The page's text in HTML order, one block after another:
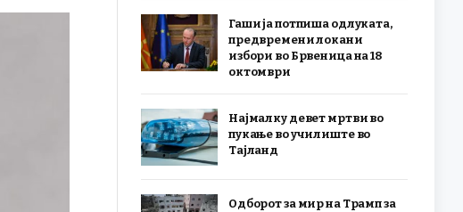
Гаши ја потпиша одлуката,
предвремени локани
избори во Брвеница на 18
октомври
Најмалку девет мртви во
пукање во училиште во
Тајланд
Одборот за мир на Трамп за